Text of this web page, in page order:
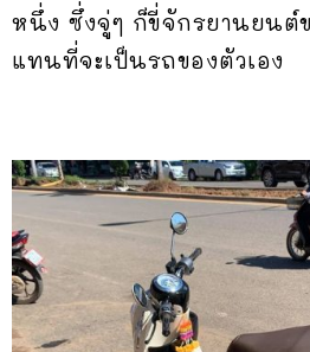
หนึ่ง ซึ่งจู่ๆ ก็ขี่จักรยานยนต์
แทนที่จะเป็นรถของตัวเอง